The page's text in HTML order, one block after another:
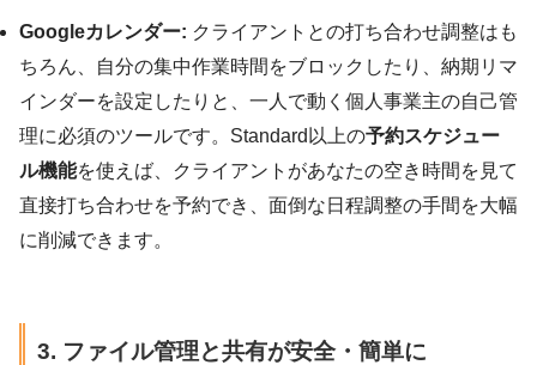
Googleカレンダー: クライアントとの打ち合わせ調整はも
ちろん、自分の集中作業時間をブロックしたり、納期リマ
インダーを設定したりと、一人で動く個人事業主の自己管
理に必須のツールです。Standard以上の予約スケジュー
ル機能を使えば、クライアントがあなたの空き時間を見て
直接打ち合わせを予約でき、面倒な日程調整の手間を大幅
に削減できます。
3. ファイル管理と共有が安全・簡単に